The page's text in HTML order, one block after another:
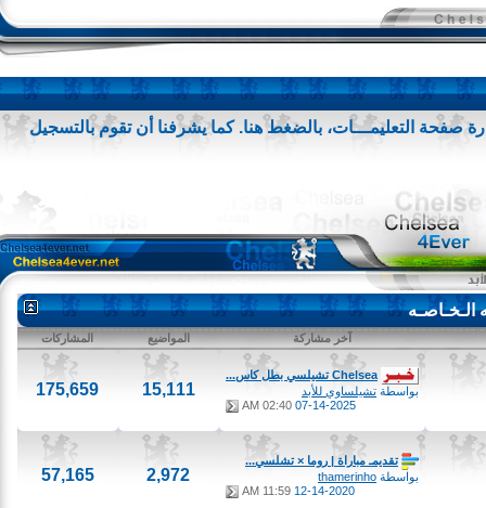
التعليمـــات،بالضغط هنا. كما يشرفنا أن تقومبالتسجيل
آخر مشاركة المواضيع المشاركات
Chelsea تشيلسي بطل كاس...
بواسطةتشيلساوي للأبد
07-14-2025
02:40 AM
15,111
175,659
تقديمـ مباراة | روما × تشلسي...
بواسطةthamerinho
12-14-2020
11:59 AM
2,972
57,165